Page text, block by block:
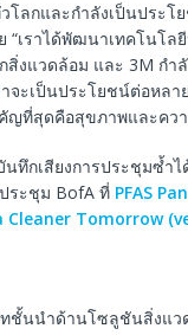
โลกและกำลังเป็นประ
“เราได้พัฒนาเทคโนโล
งแวดล้อม และ 3M กำลั
าจะเป็นประโยชน์ต่อหล
ญที่สุดคือสุขภาพและคว
ทึกเสียงการประชุมซ้ำไ
ระชุม BofA ที่ PFAS
Tomorrow
ชั้นนำด้านโซลูชันสิ่งแว